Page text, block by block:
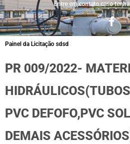
Entre em contato caso
Painel da Licitação sdsd
PR 009/2022-
PVC DEFOFO,PVC
DEMAIS